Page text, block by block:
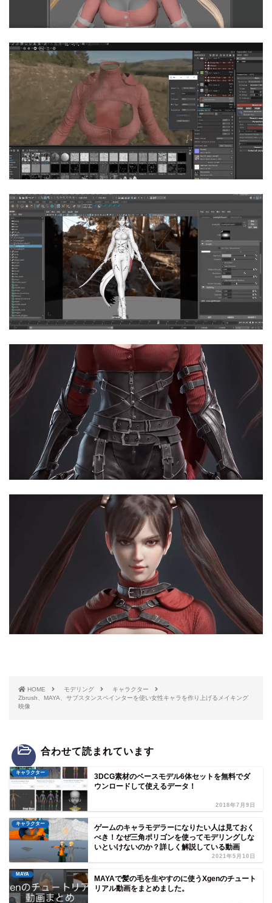
HOME モデリング
キャラクター
Zbrush、MAYA、サブスタンスペインターを使い女性キャラを作り上げるメイキング
映像
合わせて読まれています
キャラクター
3DCG素材のベースモデル6体セットを無料でダ
ウンロードして使えるデータ！
2018年7月9日
キャラクター
ゲームのキャラモデラーになりたい人は見ておく
べき！なぜ三角ポリゴンを使ってモデリングしな
いといけないのか？詳しく解説している動画
2021年5月10日
MAYA
MAYAで髪の毛を生やすのに使うXgenのチュート
リアル動画をまとめました。